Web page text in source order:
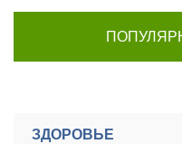
ЗДОРОВЬЕ